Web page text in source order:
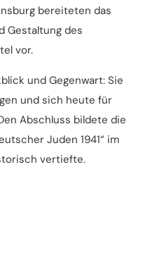
bereiteten das
Gestaltung des
vor.
und Gegenwart: Sie
und sich heute für
Abschluss bildete die
Juden 1941“ im
vertiefte.